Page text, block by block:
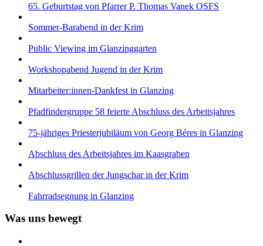
65. Geburtstag von Pfarrer P. Thomas Vanek OSFS
Sommer-Barabend in der Krim
Public Viewing im Glanzinggarten
Workshopabend Jugend in der Krim
Mitarbeiter:innen-Dankfest in Glanzing
Pfadfindergruppe 58 feierte Abschluss des Arbeitsjahres
75-jähriges Priesterjubiläum von Georg Béres in Glanzing
Abschluss des Arbeitsjahres im Kaasgraben
Abschlussgrillen der Jungschar in der Krim
Fahrradsegnung in Glanzing
Was uns bewegt